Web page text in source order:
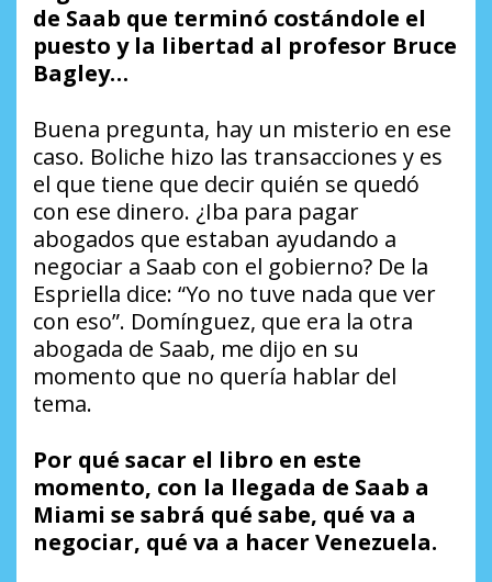
de Saab que terminó costándole el
puesto y la libertad al profesor Bruce
Bagley…
Buena pregunta, hay un misterio en ese
caso. Boliche hizo las transacciones y es
el que tiene que decir quién se quedó
con ese dinero. ¿Iba para pagar
abogados que estaban ayudando a
negociar a Saab con el gobierno? De la
Espriella dice: “Yo no tuve nada que ver
con eso”. Domínguez, que era la otra
abogada de Saab, me dijo en su
momento que no quería hablar del
tema.
Por qué sacar el libro en este
momento, con la llegada de Saab a
Miami se sabrá qué sabe, qué va a
negociar, qué va a hacer Venezuela.